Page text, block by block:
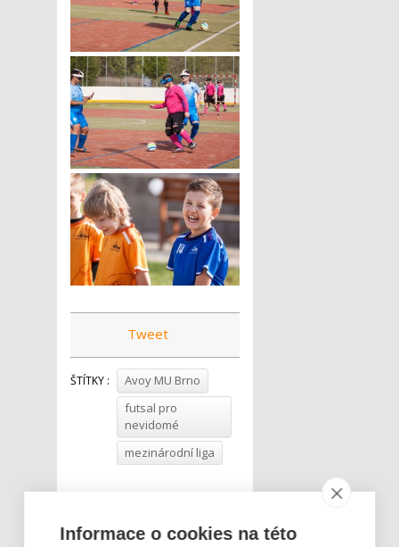
Tweet
ŠTÍTKY :
Avoy MU Brno
futsal pro
nevidomé
mezinárodní liga
Informace o cookies na této